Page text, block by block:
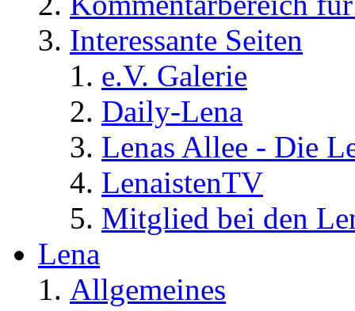
Interessante Seiten
e.V. Galerie
Daily-Lena
Lenas Allee - Die
LenaistenTV
Mitglied bei den
Lena
Allgemeines